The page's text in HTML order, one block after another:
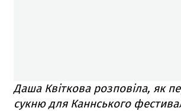
Даша Квіткова розповіла, як
сукню для Каннського